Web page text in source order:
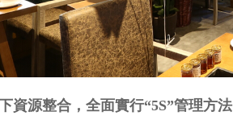
資源整合，全面實行“5S”管理方法